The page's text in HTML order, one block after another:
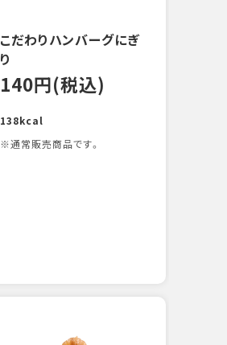
こだわりハンバーグにぎ
り
140円(税込)
138kcal
※通常販売商品です。